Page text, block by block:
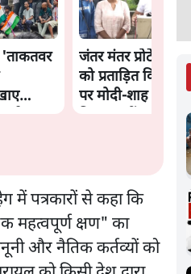
'ताकतवर
जंतर मंतर प्रोटेस्ट:
को प्रताड़ित किया
पर मोदी-शाह में
में पत्रकारों से कहा कि
महत्वपूर्ण क्षण" का
और नैतिक कर्तव्यों को